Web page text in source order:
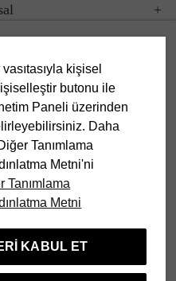
markasıdır
kişisel
butonu ile
Paneli üzerinden
Daha
Tanımlama
Metni'ni
Tanımlama
Metni
KABUL ET